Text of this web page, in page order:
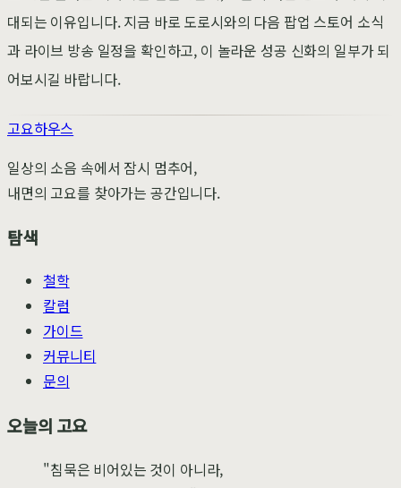
대되는 이유입니다. 지금 바로 도로시와의 다음 팝업 스토어 소식
과 라이브 방송 일정을 확인하고, 이 놀라운 성공 신화의 일부가 되
어보시길 바랍니다.
고요하우스
일상의 소음 속에서 잠시 멈추어,
내면의 고요를 찾아가는 공간입니다.
탐색
철학
칼럼
가이드
커뮤니티
문의
오늘의 고요
"침묵은 비어있는 것이 아니라,